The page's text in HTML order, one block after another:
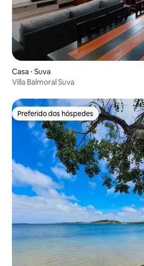
Casa ⋅ Suva
Villa Balmoral Suva
Preferido dos hóspedes
Preferido dos hóspedes